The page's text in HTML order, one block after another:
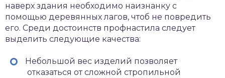
наверх здания необходимо наизнанку с
помощью деревянных лагов, чтоб не повредить
его. Среди достоинств профнастила следует
выделить следующие качества:
Небольшой вес изделий позволяет
отказаться от сложной стропильной